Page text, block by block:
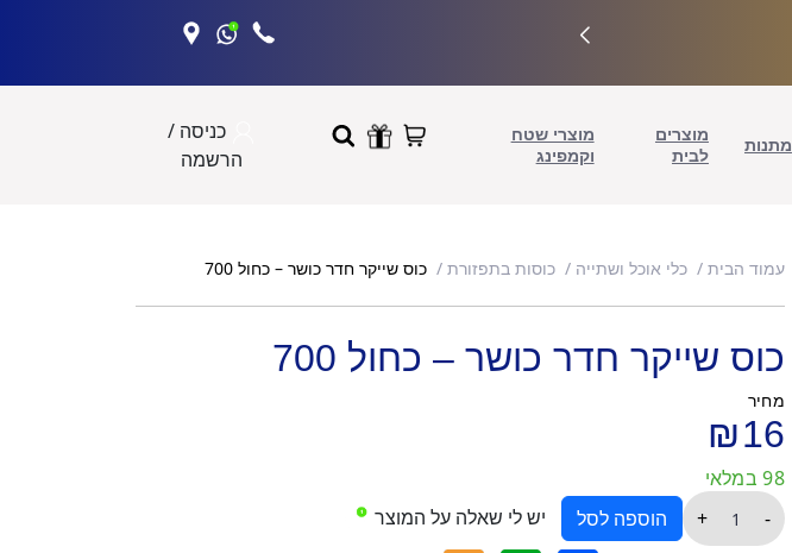
מתנות
מוצרים
לבית
מוצרי שטח
וקמפינג
כניסה /
הרשמה
עמוד הבית כלי אוכל ושתייה כוסות בתפזורת כוס שייקר חדר כושר – כחול 700
כוס שייקר חדר כושר – כחול 700
מחיר
₪16
98 במלאי
-
כמות
+ הוספה לסל יש לי שאלה על המוצר